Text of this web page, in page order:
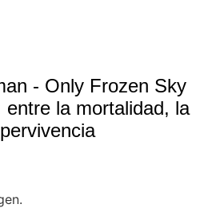
- Only Frozen Sky
la mortalidad, la